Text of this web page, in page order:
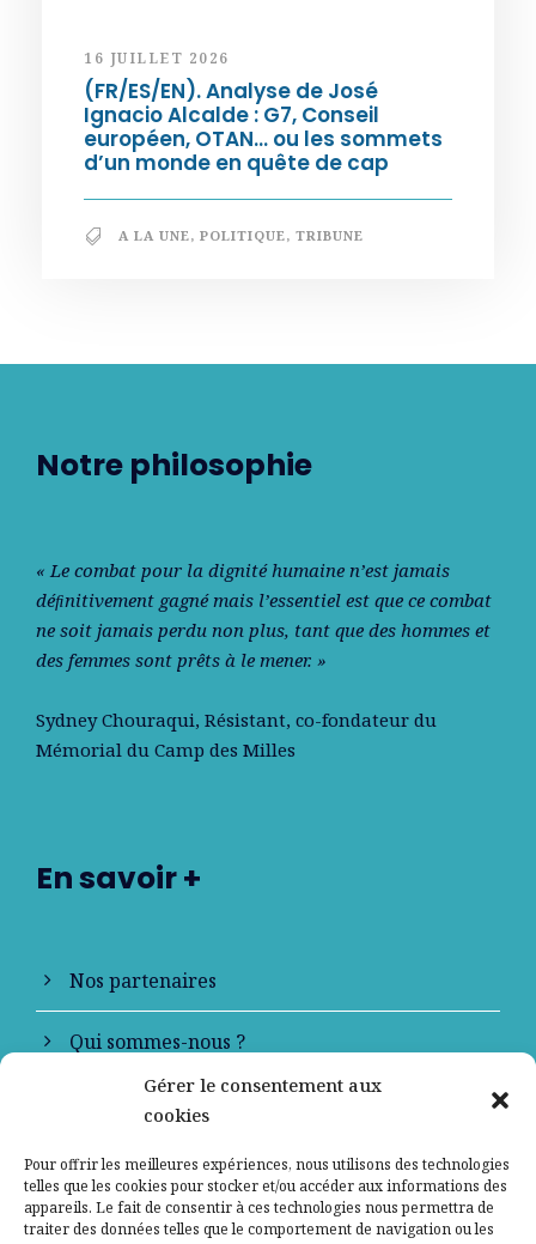
Gérer le consentement aux
cookies
Pour offrir les meilleures expériences, nous utilisons des technologies
telles que les cookies pour stocker et/ou accéder aux informations des
appareils. Le fait de consentir à ces technologies nous permettra de
traiter des données telles que le comportement de navigation ou les
16 JUILLET 2026
(FR/ES/EN). Analyse de José
Ignacio Alcalde : G7, Conseil
européen, OTAN… ou les sommets
d’un monde en quête de cap
A LA UNE, POLITIQUE, TRIBUNE
Notre philosophie
« Le combat pour la dignité humaine n’est jamais
déﬁnitivement gagné mais l’essentiel est que ce combat
ne soit jamais perdu non plus, tant que des hommes et
des femmes sont prêts à le mener. »
Sydney Chouraqui, Résistant, co-fondateur du
Mémorial du Camp des Milles
En savoir +
Nos partenaires
Qui sommes-nous ?
Contactez-nous
Mentions légales
Politique de confidentialité